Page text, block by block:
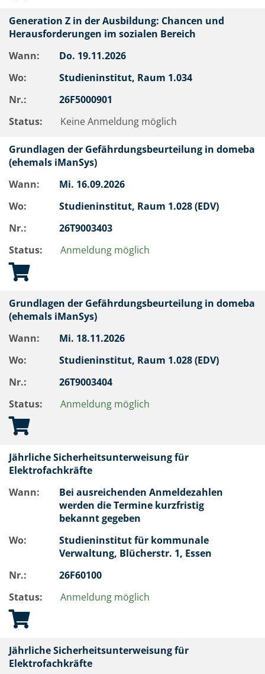
Generation Z in der Ausbildung: Chancen und
Herausforderungen im sozialen Bereich
Wann:
Do. 19.11.2026
Wo:
Studieninstitut, Raum 1.034
Nr.:
26F5000901
Status:
Keine Anmeldung möglich
Grundlagen der Gefährdungsbeurteilung in domeba
(ehemals iManSys)
Wann:
Mi. 16.09.2026
Wo:
Studieninstitut, Raum 1.028 (EDV)
Nr.:
26T9003403
Status:
Anmeldung möglich
Grundlagen der Gefährdungsbeurteilung in domeba
(ehemals iManSys)
Wann:
Mi. 18.11.2026
Wo:
Studieninstitut, Raum 1.028 (EDV)
Nr.:
26T9003404
Status:
Anmeldung möglich
Jährliche Sicherheitsunterweisung für
Elektrofachkräfte
Wann:
Bei ausreichenden Anmeldezahlen
werden die Termine kurzfristig
bekannt gegeben
Wo:
Studieninstitut für kommunale
Verwaltung, Blücherstr. 1, Essen
Nr.:
26F60100
Status:
Anmeldung möglich
Jährliche Sicherheitsunterweisung für
Elektrofachkräfte